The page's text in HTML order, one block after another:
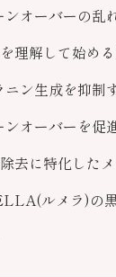
ンオーバーの乱
理解して始め
ニン生成を抑制
ンオーバーを促
去に特化した
ルメラ)の